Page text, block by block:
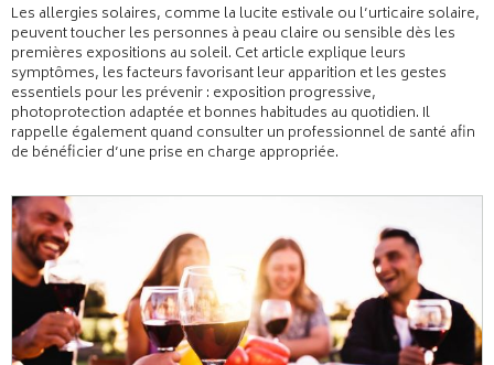
Les allergies solaires, comme la lucite estivale ou l’urticaire solaire,
peuvent toucher les personnes à peau claire ou sensible dès les
premières expositions au soleil. Cet article explique leurs
symptômes, les facteurs favorisant leur apparition et les gestes
essentiels pour les prévenir : exposition progressive,
photoprotection adaptée et bonnes habitudes au quotidien. Il
rappelle également quand consulter un professionnel de santé afin
de bénéficier d’une prise en charge appropriée.